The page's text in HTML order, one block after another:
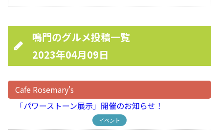
鳴門のグルメ投稿一覧
2023年04月09日
Cafe Rosemary's
「パワーストーン展示」開催のお知らせ！
イベント